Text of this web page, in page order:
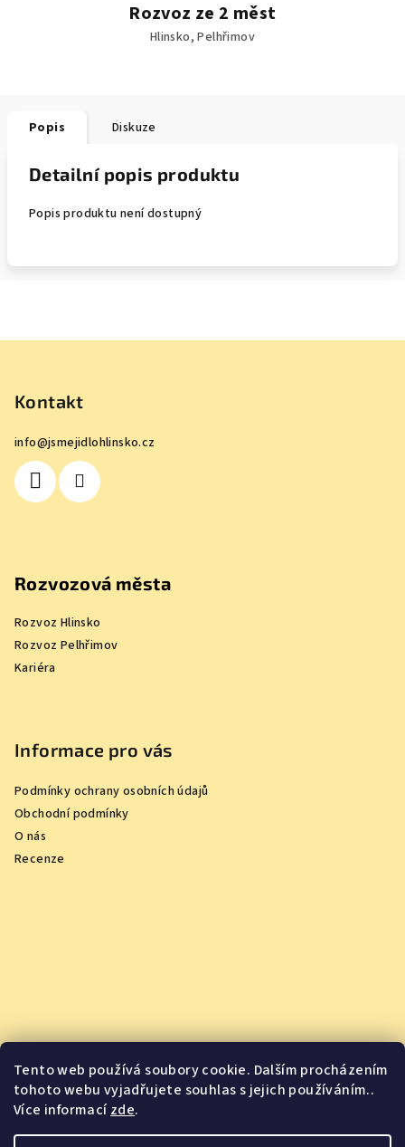
Tento web používá soubory cookie. Dalším procházením
tohoto webu vyjadřujete souhlas s jejich používáním..
Více informacízde.
Rozvoz ze 2 měst
Hlinsko, Pelhřimov
Popis Diskuze
Detailní popis produktu
Popis produktu není dostupný
Kontakt
info@jsmejidlohlinsko.cz
Rozvozová města
Rozvoz Hlinsko
Rozvoz Pelhřimov
Kariéra
Informace pro vás
Podmínky ochrany osobních údajů
Obchodní podmínky
O nás
Recenze